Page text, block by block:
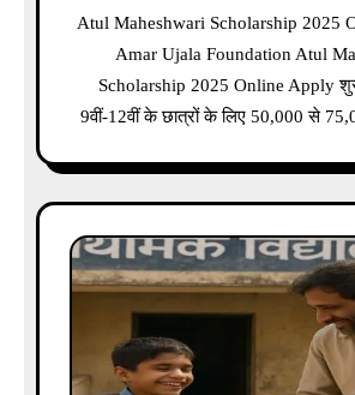
Atul Maheshwari Scholarship 2025 Online Apply –
Amar Ujala Foundation Atul
Scholarship 2025 Online Apply
9वीं-12वीं के छात्रों के लिए 50,000 से